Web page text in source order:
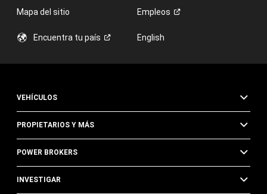
Mapa del sitio Empleos
Encuentra tu país English
VEHÍCULOS
PROPIETARIOS Y MÁS
POWER BROKERS
INVESTIGAR